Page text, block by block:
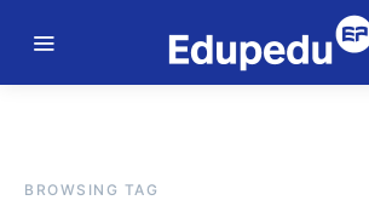
BROWSING TAG